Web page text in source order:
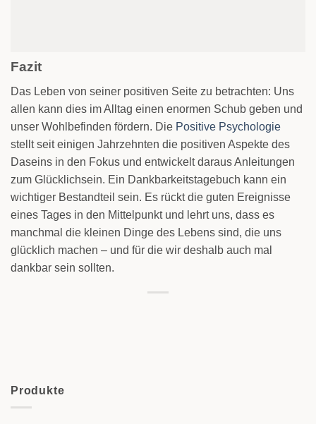
Fazit
Das Leben von seiner positiven Seite zu betrachten: Uns
allen kann dies im Alltag einen enormen Schub geben und
unser Wohlbefinden fördern. Die Positive Psychologie
stellt seit einigen Jahrzehnten die positiven Aspekte des
Daseins in den Fokus und entwickelt daraus Anleitungen
zum Glücklichsein. Ein Dankbarkeitstagebuch kann ein
wichtiger Bestandteil sein. Es rückt die guten Ereignisse
eines Tages in den Mittelpunkt und lehrt uns, dass es
manchmal die kleinen Dinge des Lebens sind, die uns
glücklich machen – und für die wir deshalb auch mal
dankbar sein sollten.
Produkte